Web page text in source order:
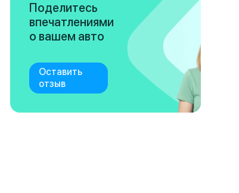
Поделитесь
впечатлениями
о вашем авто
Оставить
отзыв